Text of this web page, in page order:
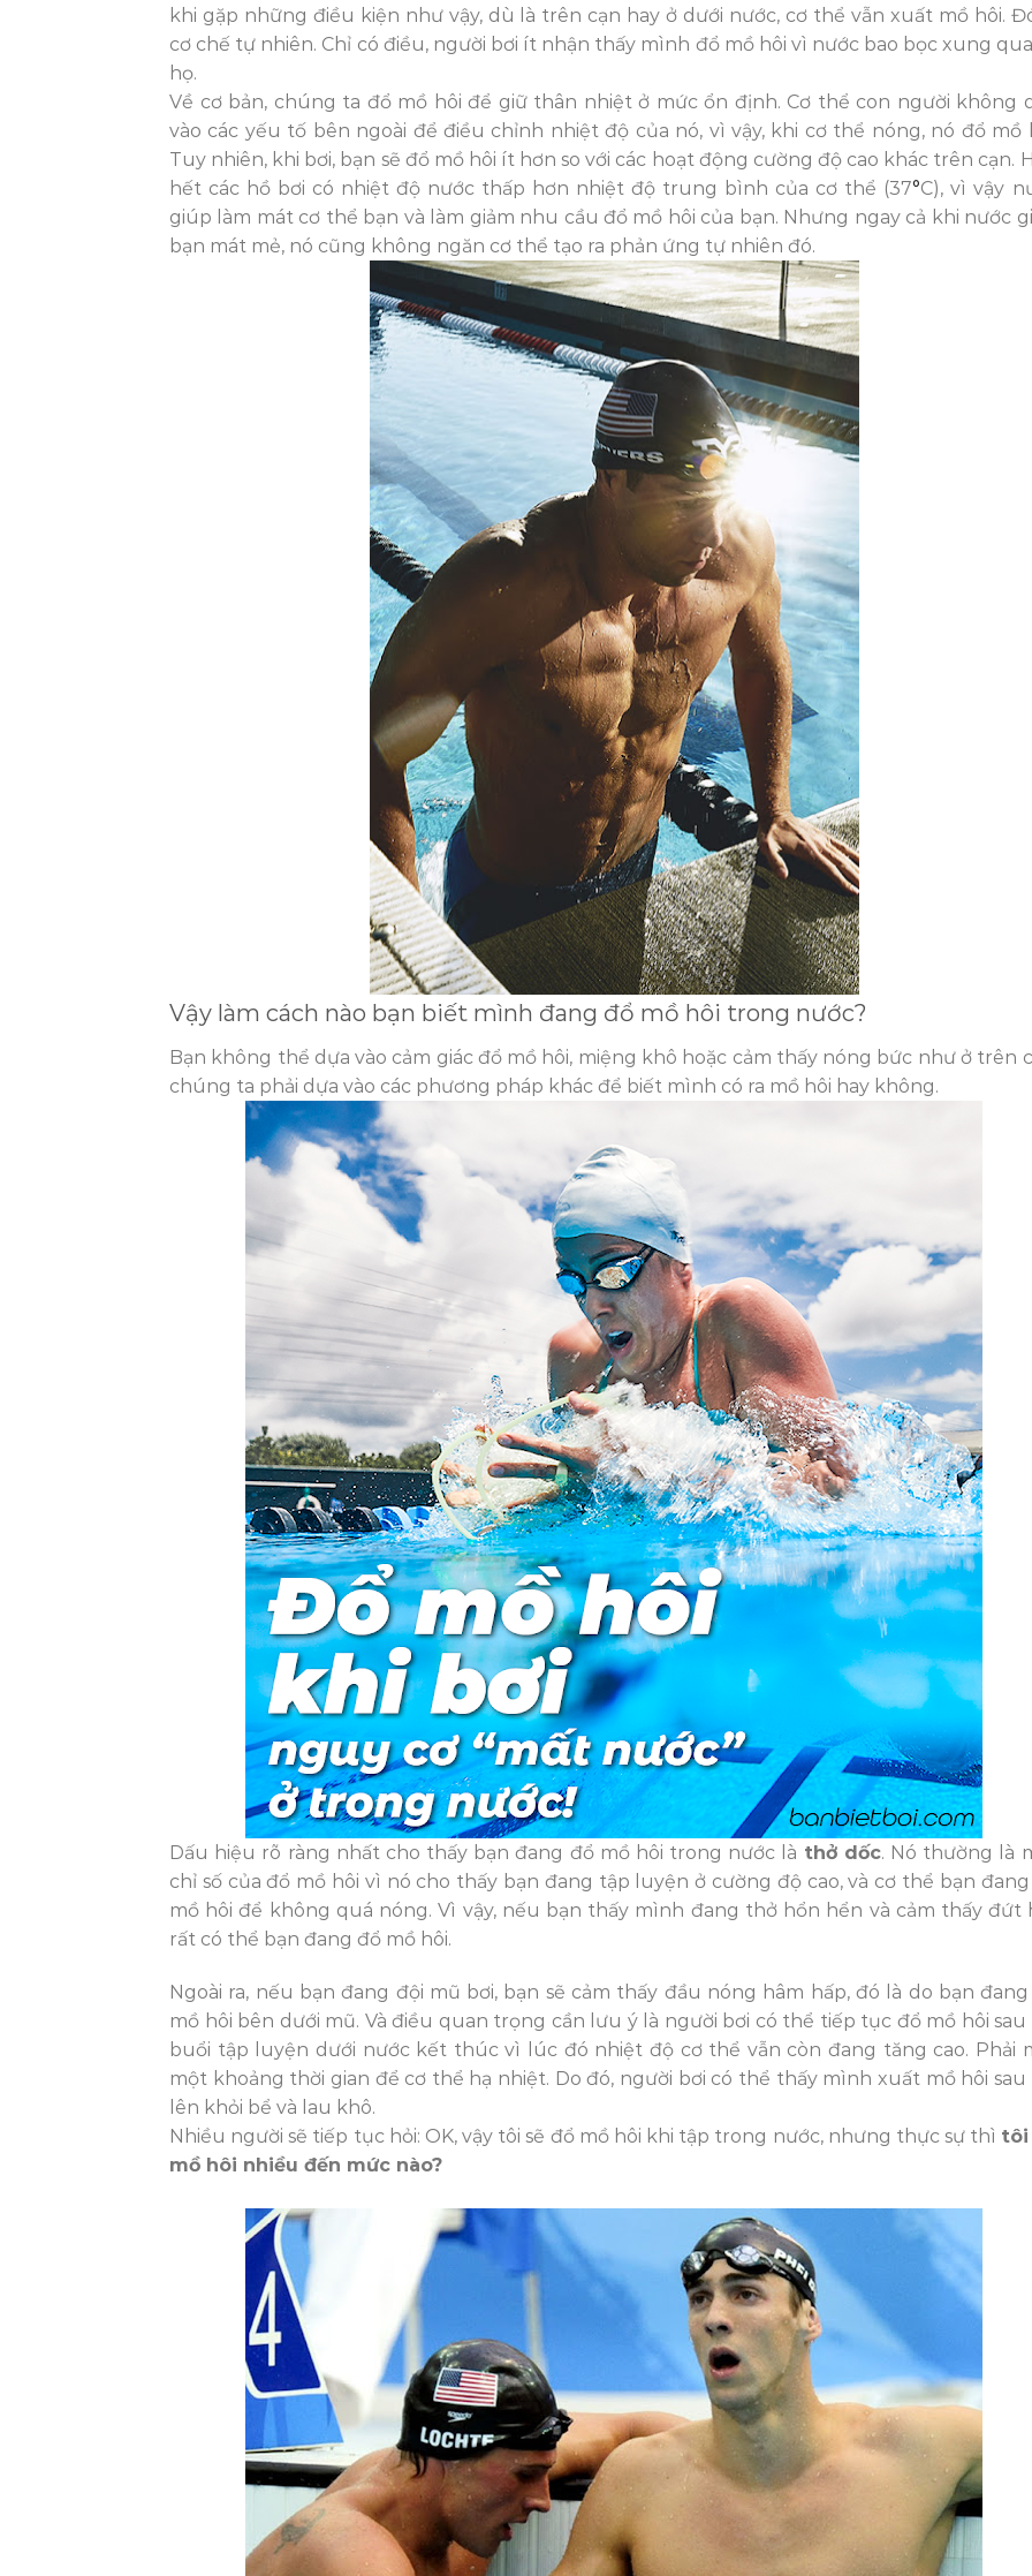
khi gặp những điều kiện như vậy, dù là trên cạn hay ở dưới nước, cơ thể vẫn xuất mồ hôi.
cơ chế tự nhiên. Chỉ có điều, người bơi ít nhận thấy mình đổ mồ hôi vì nước bao bọc xung
họ.
Về cơ bản, chúng ta đổ mồ hôi để giữ thân nhiệt ở mức ổn định. Cơ thể con người không
vào các yếu tố bên ngoài để điều chỉnh nhiệt độ của nó, vì vậy, khi cơ thể nóng, nó đổ mồ
Tuy nhiên, khi bơi, bạn sẽ đổ mồ hôi ít hơn so với các hoạt động cường độ cao khác trên cạn.
hết các hồ bơi có nhiệt độ nước thấp hơn nhiệt độ trung bình của cơ thể (37°C), vì vậy
giúp làm mát cơ thể bạn và làm giảm nhu cầu đổ mồ hôi của bạn. Nhưng ngay cả khi nước
bạn mát mẻ, nó cũng không ngăn cơ thể tạo ra phản ứng tự nhiên đó.
Vậy làm cách nào bạn biết mình đang đổ mồ hôi trong nước?
Bạn không thể dựa vào cảm giác đổ mồ hôi, miệng khô hoặc cảm thấy nóng bức như ở trên
chúng ta phải dựa vào các phương pháp khác để biết mình có ra mồ hôi hay không.
Dấu hiệu rõ ràng nhất cho thấy bạn đang đổ mồ hôi trong nước là thở dốc. Nó thường là
chỉ số của đổ mồ hôi vì nó cho thấy bạn đang tập luyện ở cường độ cao, và cơ thể bạn
mồ hôi để không quá nóng. Vì vậy, nếu bạn thấy mình đang thở hổn hển và cảm thấy đứt
rất có thể bạn đang đổ mồ hôi.
Ngoài ra, nếu bạn đang đội mũ bơi, bạn sẽ cảm thấy đầu nóng hâm hấp, đó là do bạn
mồ hôi bên dưới mũ. Và điều quan trọng cần lưu ý là người bơi có thể tiếp tục đổ mồ hôi sau
buổi tập luyện dưới nước kết thúc vì lúc đó nhiệt độ cơ thể vẫn còn đang tăng cao. Phải
một khoảng thời gian để cơ thể hạ nhiệt. Do đó, người bơi có thể thấy mình xuất mồ hôi sau
lên khỏi bể và lau khô.
Nhiều người sẽ tiếp tục hỏi: OK, vậy tôi sẽ đổ mồ hôi khi tập trong nước, nhưng thực sự thì tôi
mồ hôi nhiều đến mức nào?